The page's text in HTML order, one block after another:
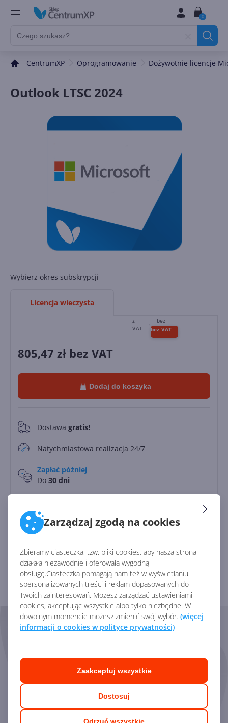
Zarządzaj zgodą na cookies
Zbieramy ciasteczka, tzw. pliki cookies, aby nasza strona
działała niezawodnie i oferowała wygodną
obsługę.Ciasteczka pomagają nam też w wyświetlaniu
spersonalizowanych treści i reklam dopasowanych do
Twoich zainteresowań. Możesz zarządzać ustawieniami
cookies, akceptując wszystkie albo tylko niezbędne. W
dowolnym momencie możesz zmienić swój wybór. (więcej
informacji o cookies w polityce prywatności)
Odrzuć wszystkie
Dostosuj
Zaakceptuj wszystkie
0
CentrumXP Oprogramowanie Dożywotnie licencje
Outlook LTSC 2024
Wybierz okres subskrypcji
Licencja wieczysta
805,47 zł bez VAT
Dodaj do koszyka
0 Dostawa gratis!
Natychmiastowa realizacja 24/7
Zapłać później
Do 30 dni
Identyfikator:
45806
Kod producenta:
Zobacz porównanie z innymi pakietami
Skorzystaj z pomocy naszych
Chętnie odpowiemy na pytania i pomożemy dobrać
odpowiednie licencje.
34 33 39 777